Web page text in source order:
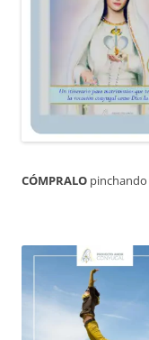
CÓMPRALO pinchando